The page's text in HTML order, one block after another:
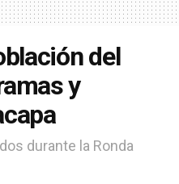
del
y
durante la Ronda